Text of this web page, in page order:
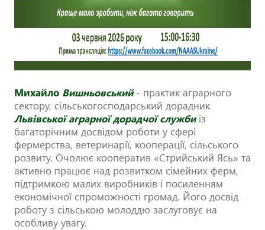
Михайло Вишньовський- практик аграрного
сектору, сільськогосподарський дорадник
Львівської аграрної дорадчої служби із
багаторічним досвідом роботи у сфері
фермерства, ветеринарії, кооперації, сільського
розвиту. Очолює кооператив «Стрийський Ясь» та
активно працює над розвитком сімейних ферм,
підтримкою малих виробників і посиленням
економічної спроможності громад. Його досвід
роботу з сільською молоддю заслуговує на
особливу увагу.